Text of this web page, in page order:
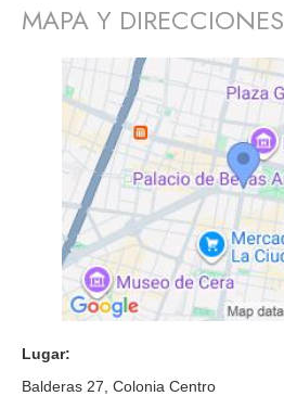
MAPA Y DIRECCIONES
Lugar:
Balderas 27, Colonia Centro